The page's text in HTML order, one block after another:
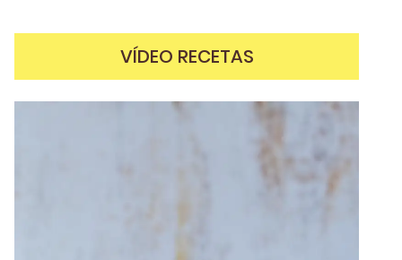
VÍDEO RECETAS